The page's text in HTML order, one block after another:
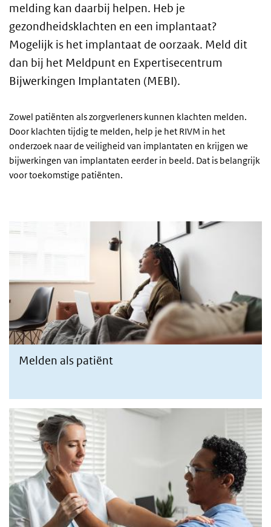
melding kan daarbij helpen. Heb je
gezondheidsklachten en een implantaat?
Mogelijk is het implantaat de oorzaak. Meld dit
dan bij het Meldpunt en Expertisecentrum
Bijwerkingen Implantaten (MEBI).
Zowel patiënten als zorgverleners kunnen klachten melden.
Door klachten tijdig te melden, help je het RIVM in het
onderzoek naar de veiligheid van implantaten en krijgen we
bijwerkingen van implantaten eerder in beeld. Dat is belangrijk
voor toekomstige patiënten.
Melden als patiënt
Melden als patiënt
Melden als zorgprofessional